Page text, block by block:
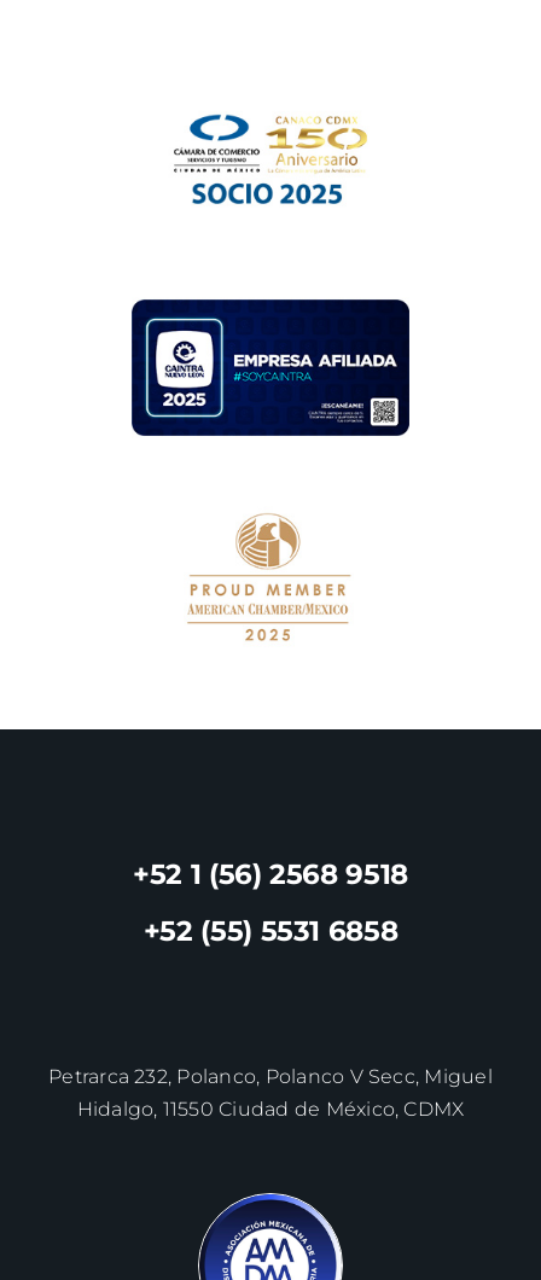
+52 1 (56) 2568 9518
+52 (55) 5531 6858
Petrarca 232, Polanco, Polanco V Secc, Miguel
Hidalgo, 11550 Ciudad de México, CDMX